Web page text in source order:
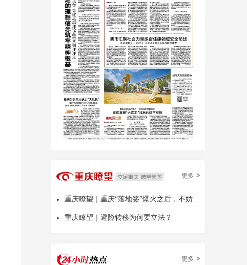
更多
• 重庆瞭望｜重庆“落地签”爆火之后，不妨多问几句
• 重庆瞭望｜避险转移为何要立法？
更多